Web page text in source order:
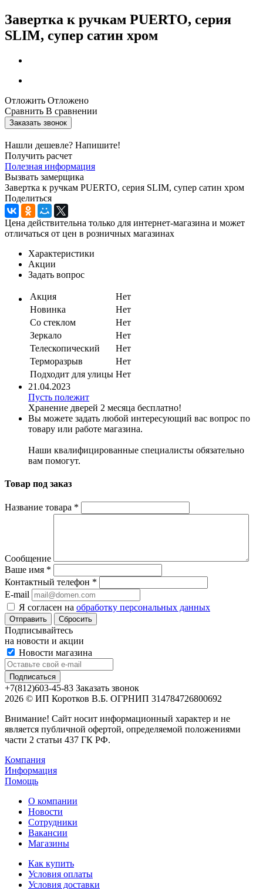
Завертка к ручкам PUERTO, серия
SLIM, супер сатин хром
Отложить Отложено
Сравнить В сравнении
Заказать звонок
Нашли дешевле? Напишите!
Получить расчет
Полезная информация
Вызвать замерщика
Завертка к ручкам PUERTO, серия SLIM, супер сатин хром
Поделиться
Цена действительна только для интернет-магазина и может
отличаться от цен в розничных магазинах
Характеристики
Акции
Задать вопрос
Акция
Нет
Новинка
Нет
Со стеклом
Нет
Зеркало
Нет
Телескопический
Нет
Терморазрыв
Нет
Подходит для улицы Нет
21.04.2023
Пусть полежит
Хранение дверей 2 месяца бесплатно!
Вы можете задать любой интересующий вас вопрос по
товару или работе магазина.
Наши квалифицированные специалисты обязательно
вам помогут.
Товар под заказ
Название товара *
Сообщение
Ваше имя *
Контактный телефон *
E-mail
Я согласен на обработку персональных данных
Сбросить
Подписывайтесь
на новости и акции
Новости магазина
+7(812)603-45-83 Заказать звонок
2026 © ИП Коротков В.Б. ОГРНИП 314784726800692
Внимание! Сайт носит информационный характер и не
является публичной офертой, определяемой положениями
части 2 статьи 437 ГК РФ.
Компания
Информация
Помощь
О компании
Новости
Сотрудники
Вакансии
Магазины
Как купить
Условия оплаты
Условия доставки